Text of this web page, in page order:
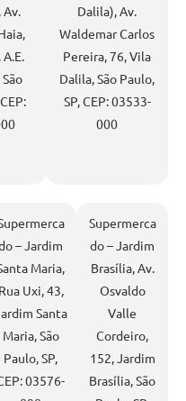
Dalila), Av.
Waldemar Carlos
Pereira, 76, Vila
Dalila, São Paulo,
SP, CEP: 03533-
000
– Jardim
Maria,
Rua Uxi, 43,
Santa
Maria, São
Paulo, SP,
03576-
Supermerca
do – Jardim
Brasília, Av.
Osvaldo
Valle
Cordeiro,
152, Jardim
Brasília, São